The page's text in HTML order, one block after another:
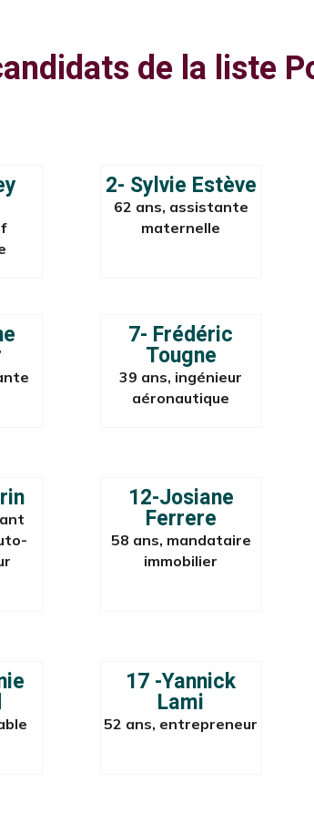
de la liste
2- Sylvie Estève
62 ans, assistante
maternelle
7- Frédéric
Tougne
39 ans, ingénieur
aéronautique
12-Josiane
Ferrere
58 ans, mandataire
immobilier
17 -Yannick
Lami
52 ans, entrepreneur